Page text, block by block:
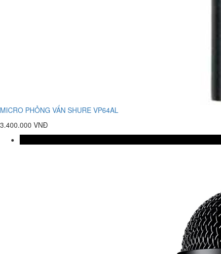
MICRO PHỎNG VẤN SHURE VP64AL
3.400.000 VNĐ